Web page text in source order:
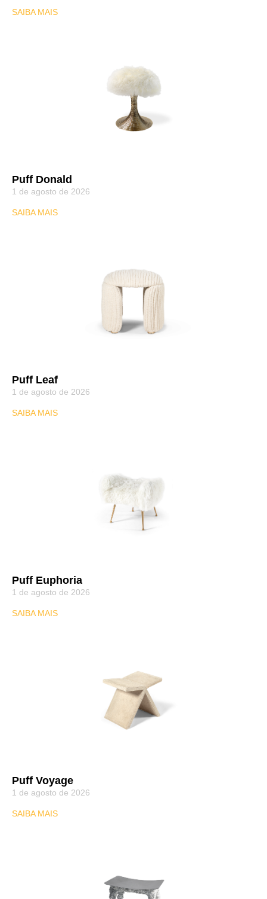
SAIBA MAIS
Puff Donald
1 de agosto de 2026
SAIBA MAIS
Puff Leaf
1 de agosto de 2026
SAIBA MAIS
Puff Euphoria
1 de agosto de 2026
SAIBA MAIS
Puff Voyage
1 de agosto de 2026
SAIBA MAIS